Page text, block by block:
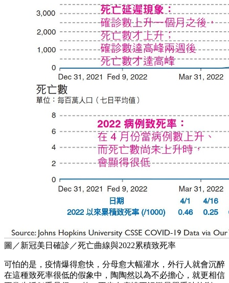
圖／新冠美日確診／死亡曲線與2022累積致死率
可怕的是，疫情爆得愈快，分母愈大幅灌水，外行人就會沉醉
在這種致死率很低的假象中，陶陶然以為不必擔心，就更相信